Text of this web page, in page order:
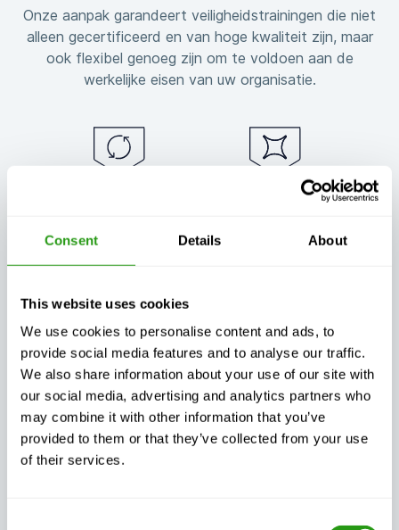
Consent Details About
This website uses cookies
We use cookies to personalise content and ads, to
provide social media features and to analyse our traffic.
We also share information about your use of our site with
our social media, advertising and analytics partners who
may combine it with other information that you’ve
provided to them or that they’ve collected from your use
of their services.
Onze aanpak garandeert veiligheidstrainingen die niet
alleen gecertificeerd en van hoge kwaliteit zijn, maar
ook flexibel genoeg zijn om te voldoen aan de
werkelijke eisen van uw organisatie.
wat er ook gebeurt
Flexibele training
altijd kwaliteit
Uitzonderlijke
klantenondersteuning,